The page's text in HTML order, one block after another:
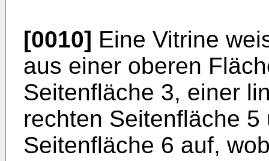
[0010] Eine Vitrine
aus einer oberen
Seitenfläche 3, einer
rechten Seitenfläche
Seitenfläche 6 auf,